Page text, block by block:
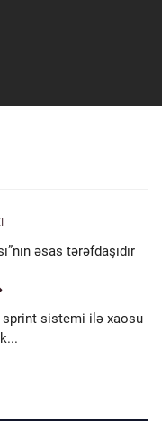
əsas tərəfdaşıdır
sprint sistemi ilə xaosu